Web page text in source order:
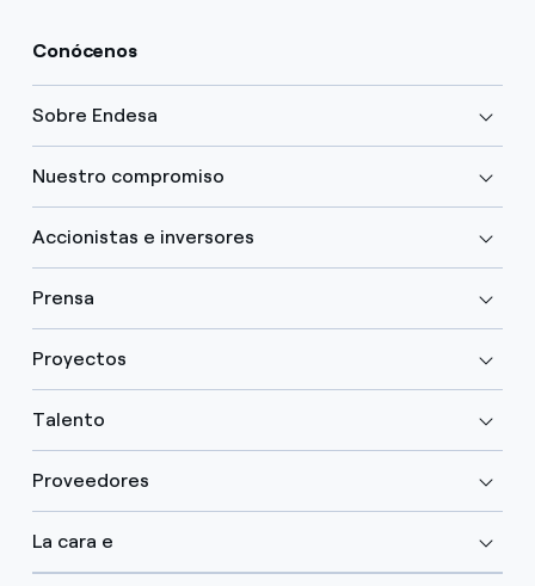
Conócenos
Sobre Endesa
Nuestro compromiso
Accionistas e inversores
Prensa
Proyectos
Talento
Proveedores
La cara e